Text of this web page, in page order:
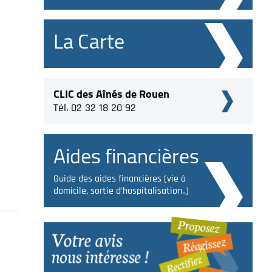
La Carte
CLIC des Aînés de Rouen
Tél. 02 32 18 20 92
Aides financières
Guide des aides financières (vie à
domicile, sortie d'hospitalisation..)